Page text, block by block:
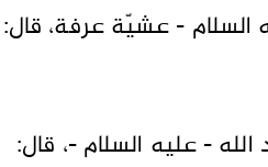
السلام - عشيّة عرفة، قال:
- عليه السلام -، قال: